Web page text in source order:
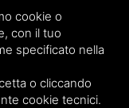
cookie o
con il tuo
specificato nella
o cliccando
cookie tecnici.